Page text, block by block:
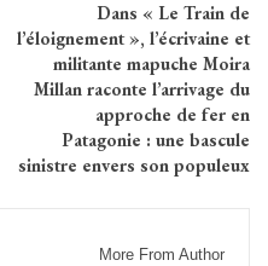
Dans « Le Train de
l’éloignement », l’écrivaine et
militante mapuche Moira
Millan raconte l’arrivage du
approche de fer en
Patagonie : une bascule
sinistre envers son populeux
More From Author